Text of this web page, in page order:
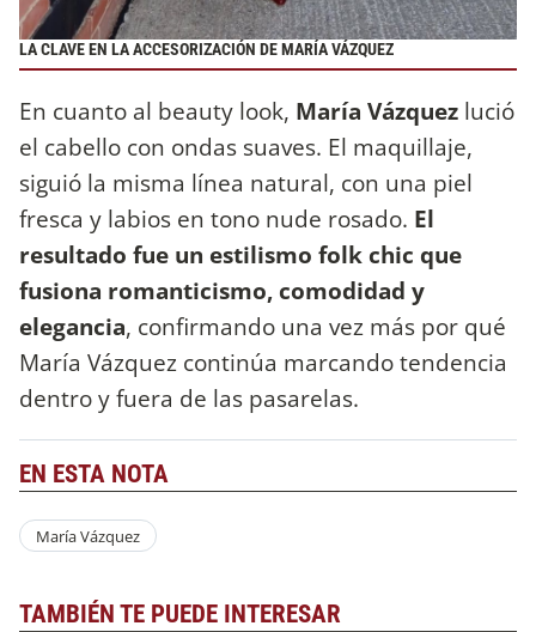
LA CLAVE EN LA ACCESORIZACIÓN DE MARÍA VÁZQUEZ
En cuanto al beauty look, María Vázquez lució
el cabello con ondas suaves. El maquillaje,
siguió la misma línea natural, con una piel
fresca y labios en tono nude rosado. El
resultado fue un estilismo folk chic que
fusiona romanticismo, comodidad y
elegancia, confirmando una vez más por qué
María Vázquez continúa marcando tendencia
dentro y fuera de las pasarelas.
EN ESTA NOTA
María Vázquez
TAMBIÉN TE PUEDE INTERESAR